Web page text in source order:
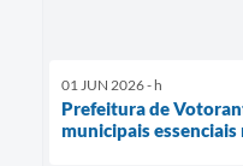
01 JUN 2026 - h
Prefeitura de
municipais